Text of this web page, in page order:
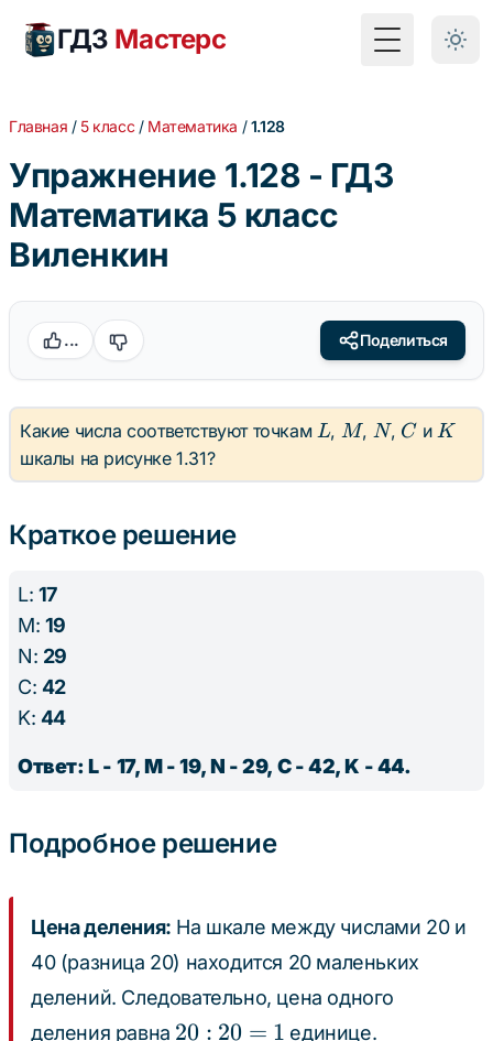
ГДЗ Мастерс Toggle Menu
Главная / 5 класс / Математика /1.128
Упражнение 1.128 - ГДЗ
Математика 5 класс
Виленкин
... Поделиться
Какие числа соответствуют точкам L
L, M
M, N
N, C
C иK
K
шкалы на рисунке 1.31?
Краткое решение
L: 17
M: 19
N: 29
C: 42
K: 44
Ответ: L - 17, M - 19, N - 29, C - 42, K - 44.
Подробное решение
Цена деления: На шкале между числами 20 и
40 (разница 20) находится 20 маленьких
делений. Следовательно, цена одного
деления равна 20
20 : 20 = 1 единице.